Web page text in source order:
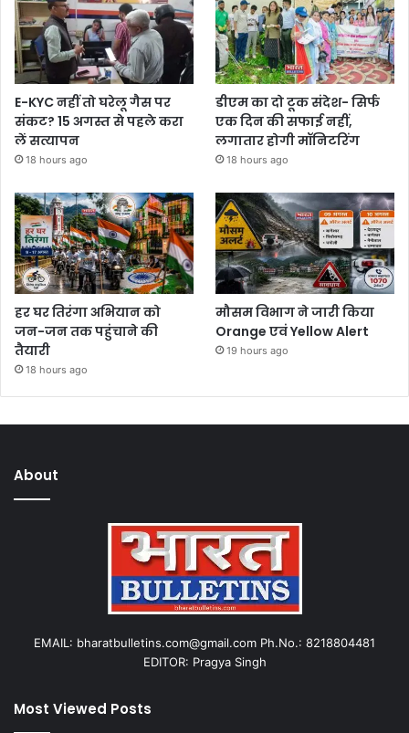
E-KYC नहीं तो घरेलू गैस पर
संकट? 15 अगस्त से पहले करा
लें सत्यापन
18 hours ago
डीएम का दो टूक संदेश- सिर्फ
एक दिन की सफाई नहीं,
लगातार होगी मॉनिटरिंग
18 hours ago
हर घर तिरंगा अभियान को
जन-जन तक पहुंचाने की
तैयारी
18 hours ago
मौसम विभाग ने जारी किया
Orange एवं Yellow Alert
19 hours ago
About
EMAIL: bharatbulletins.com@gmail.com Ph.No.: 8218804481
EDITOR: Pragya Singh
Most Viewed Posts